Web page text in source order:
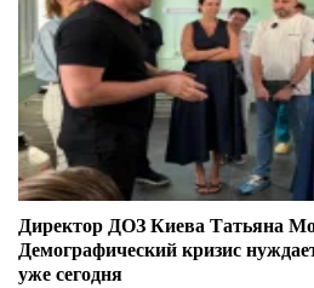
Директор ДОЗ Киева Татьяна
Демографический кризис
уже сегодня